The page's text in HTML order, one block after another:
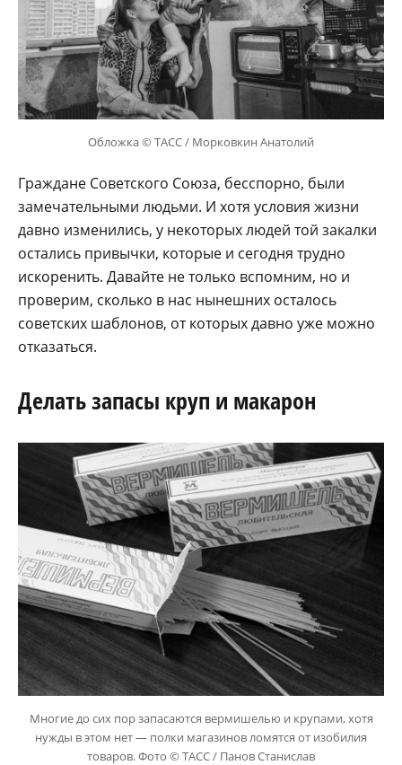
Обложка © ТАСС / Морковкин Анатолий
Граждане Советского Союза, бесспорно, были
замечательными людьми. И хотя условия жизни
давно изменились, у некоторых людей той закалки
остались привычки, которые и сегодня трудно
искоренить. Давайте не только вспомним, но и
проверим, сколько в нас нынешних осталось
советских шаблонов, от которых давно уже можно
отказаться.
Делать запасы круп и макарон
Многие до сих пор запасаются вермишелью и крупами, хотя
нужды в этом нет — полки магазинов ломятся от изобилия
товаров. Фото © ТАСС / Панов Станислав